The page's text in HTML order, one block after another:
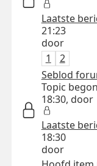
Laatste
21:23
door
1
2
Seblod
Topic
18:30, door
Laatste
18:30
door